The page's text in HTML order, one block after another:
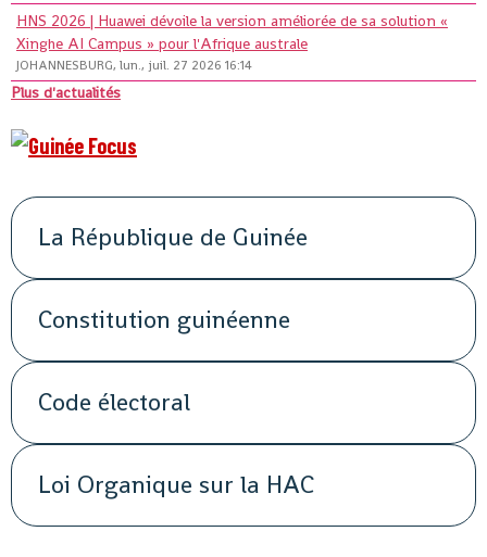
HNS 2026 | Huawei dévoile la version améliorée de sa solution «
Xinghe AI Campus » pour l'Afrique australe
JOHANNESBURG, lun., juil. 27 2026 16:14
Plus d'actualités
La République de Guinée
Constitution guinéenne
Code électoral
Loi Organique sur la HAC